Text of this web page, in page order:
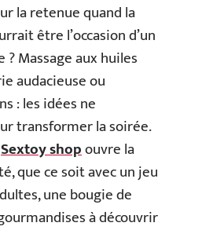
la retenue quand la
être l’occasion d’un
Massage aux huiles
audacieuse ou
: les idées ne
transformer la soirée.
Sextoy shopouvre la
que ce soit avec un jeu
une bougie de
à découvrir